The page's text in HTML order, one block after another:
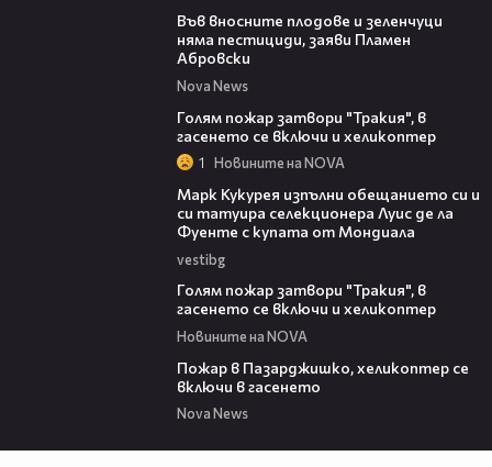
Във вносните плодове и зеленчуци
няма пестициди, заяви Пламен
Абровски
Nova News
Голям пожар затвори "Тракия", в
гасенето се включи и хеликоптер
1 Новините на NOVA
Марк Кукурея изпълни обещанието си и
си татуира селекционера Луис де ла
Фуенте с купата от Мондиала
vestibg
Голям пожар затвори "Тракия", в
гасенето се включи и хеликоптер
Новините на NOVA
Пожар в Пазарджишко, хеликоптер се
включи в гасенето
Nova News